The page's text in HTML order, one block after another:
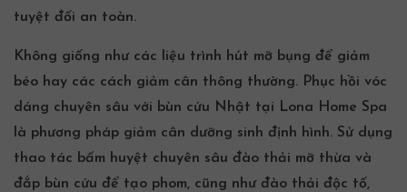
tuyệt đối an toàn.
Không giống như các liệu trình hút mỡ bụng để giảm
béo hay các cách giảm cân thông thường. Phục hồi vóc
dáng chuyên sâu với bùn cứu Nhật tại Lona Home Spa
là phương pháp giảm cân dưỡng sinh định hình. Sử dụng
thao tác bấm huyệt chuyên sâu đào thải mỡ thừa và
đắp bùn cứu để tạo phom, cũng như đào thải độc tố,